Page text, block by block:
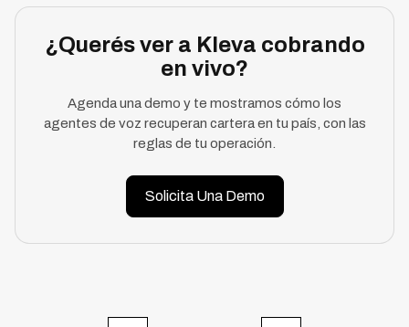
¿Querés ver a Kleva cobrando
en vivo?
Agenda una demo y te mostramos cómo los
agentes de voz recuperan cartera en tu país, con las
reglas de tu operación.
Solicita Una Demo